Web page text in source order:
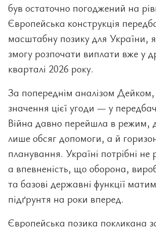
був остаточно погоджений на
Європейська конструкція
масштабну позику для України,
змогу розпочати виплати вже у
кварталі 2026 року.
За попереднім аналізом Дейком,
значення цієї угоди — у
Війна давно перейшла в режим,
лише обсяг допомоги, а й
планування. Україні потрібні не
а впевненість, що оборона,
та базові державні функції
підґрунтя на роки вперед.
Європейська позика покликана